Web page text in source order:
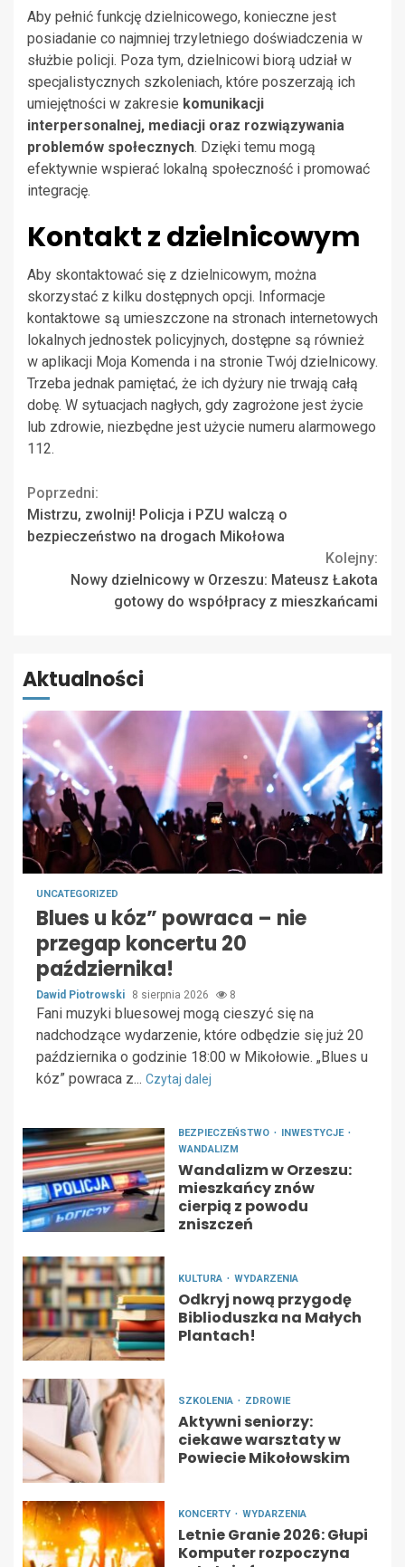
Aby pełnić funkcję dzielnicowego, konieczne jest
posiadanie co najmniej trzyletniego doświadczenia w
służbie policji. Poza tym, dzielnicowi biorą udział w
specjalistycznych szkoleniach, które poszerzają ich
umiejętności w zakresie komunikacji
interpersonalnej, mediacji oraz rozwiązywania
problemów społecznych. Dzięki temu mogą
efektywnie wspierać lokalną społeczność i promować
integrację.
Kontakt z dzielnicowym
Aby skontaktować się z dzielnicowym, można
skorzystać z kilku dostępnych opcji. Informacje
kontaktowe są umieszczone na stronach internetowych
lokalnych jednostek policyjnych, dostępne są również
w aplikacji Moja Komenda i na stronie Twój dzielnicowy.
Trzeba jednak pamiętać, że ich dyżury nie trwają całą
dobę. W sytuacjach nagłych, gdy zagrożone jest życie
lub zdrowie, niezbędne jest użycie numeru alarmowego
112.
Continue
Reading
Poprzedni:
Mistrzu, zwolnij! Policja i PZU walczą o
bezpieczeństwo na drogach Mikołowa
Kolejny:
Nowy dzielnicowy w Orzeszu: Mateusz Łakota
gotowy do współpracy z mieszkańcami
Aktualności
UNCATEGORIZED
Blues u kóz” powraca – nie
przegap koncertu 20
października!
Dawid Piotrowski 8 sierpnia 2026 8
Fani muzyki bluesowej mogą cieszyć się na
nadchodzące wydarzenie, które odbędzie się już 20
października o godzinie 18:00 w Mikołowie. „Blues u
kóz” powraca z... Czytaj dalej
BEZPIECZEŃSTWO
INWESTYCJE
WANDALIZM
Wandalizm w Orzeszu:
mieszkańcy znów
cierpią z powodu
zniszczeń
KULTURA WYDARZENIA
Odkryj nową przygodę
Biblioduszka na Małych
Plantach!
SZKOLENIA ZDROWIE
Aktywni seniorzy:
ciekawe warsztaty w
Powiecie Mikołowskim
KONCERTY WYDARZENIA
Letnie Granie 2026: Głupi
Komputer rozpoczyna